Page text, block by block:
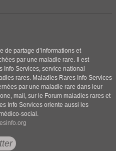
de partage d’informations et
par une maladie rare. Il est
Services, service national
rares. Maladies Rares Info Services
par une maladie rare dans leur
mail, sur le Forum maladies rares et
Info Services oriente aussi les
social.